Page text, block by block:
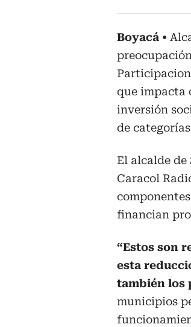
Boyacá
que impacta
inversión
de
El alcalde
Caracol
financian
“Estos son
esta
también los
municipios